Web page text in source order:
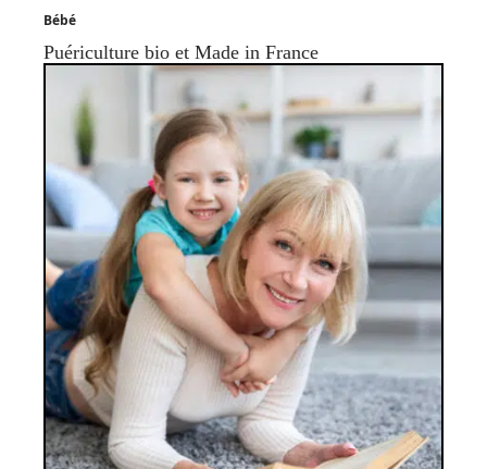
Bébé
Puériculture bio et Made in France